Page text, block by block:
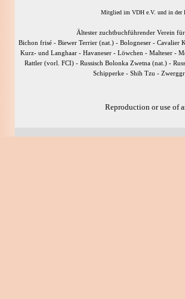
Mitglied im VDH e.V. und in der
Ältester zuchtbuchführender Verein für
Bichon frisé - Biewer Terrier (nat.) - Bologneser - Cavalier
Kurz- und Langhaar - Havaneser - Löwchen - Malteser -
Rattler (vorl. FCI) - Russisch Bolonka Zwetna (nat.) -
Schipperke - Shih Tzu -
Reproduction or use of